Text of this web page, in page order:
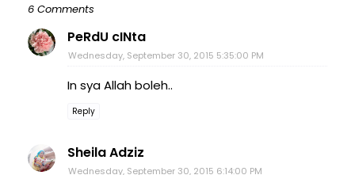
6 Comments
PeRdU cINta
Wednesday, September 30, 2015 5:35:00 PM
In sya Allah boleh..
Reply
Sheila Adziz
Wednesday, September 30, 2015 6:14:00 PM